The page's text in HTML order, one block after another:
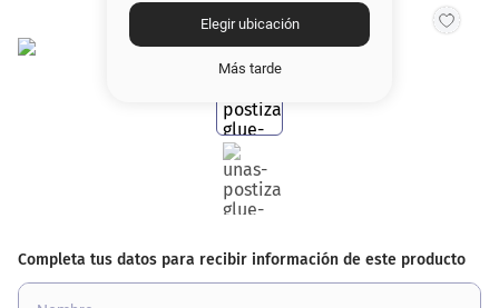
Elegir ubicación
Más tarde